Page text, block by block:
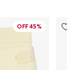
45% OFF